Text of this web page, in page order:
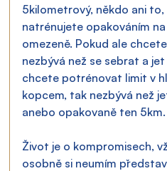
5kilometrový, někdo ani
natrénujete opakováním
omezeně. Pokud ale
nezbývá než se sebrat a
chcete potrénovat limit v
kopcem, tak nezbývá než
anebo opakovaně ten 5km.
Život je o kompromisech,
osobně si neumím